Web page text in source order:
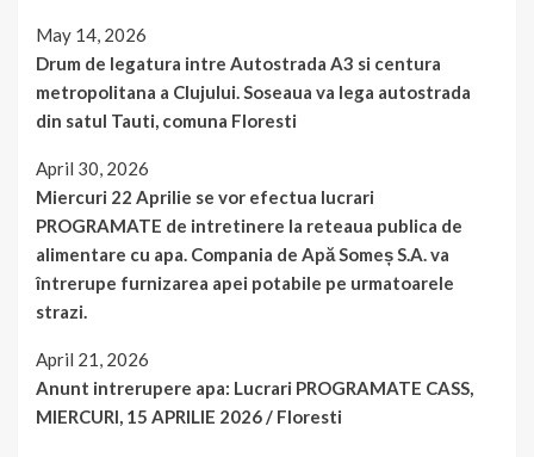
May 14, 2026
Drum de legatura intre Autostrada A3 si centura
metropolitana a Clujului. Soseaua va lega autostrada
din satul Tauti, comuna Floresti
April 30, 2026
Miercuri 22 Aprilie se vor efectua lucrari
PROGRAMATE de intretinere la reteaua publica de
alimentare cu apa. Compania de Apă Someș S.A. va
întrerupe furnizarea apei potabile pe urmatoarele
strazi.
April 21, 2026
Anunt intrerupere apa: Lucrari PROGRAMATE CASS,
MIERCURI, 15 APRILIE 2026 / Floresti